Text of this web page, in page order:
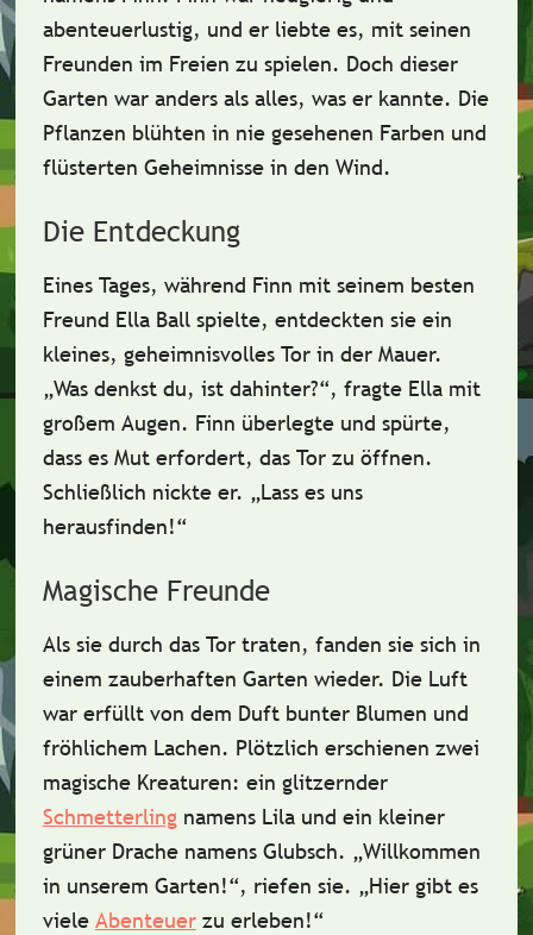
abenteuerlustig, und er liebte es, mit seinen
Freunden im Freien zu spielen. Doch dieser
Garten war anders als alles, was er kannte. Die
Pflanzen blühten in nie gesehenen Farben und
flüsterten Geheimnisse in den Wind.
Die Entdeckung
Eines Tages, während Finn mit seinem besten
Freund EllaBall spielte, entdeckten sie ein
kleines, geheimnisvolles Torin der Mauer.
„Was denkst du, ist dahinter?“, fragte Ella mit
großem Augen. Finn überlegte und spürte,
dass es Mut erfordert, das Tor zu öffnen.
Schließlich nickte er. „Lass es uns
herausfinden!“
Magische Freunde
Als sie durch das Tor traten, fanden sie sich in
einem zauberhaften Garten wieder. Die Luft
war erfüllt von dem Duft bunter Blumen und
fröhlichem Lachen. Plötzlich erschienen zwei
magische Kreaturen: ein glitzernder
Schmetterling namens Lila und ein kleiner
grüner Drachenamens Glubsch. „Willkommen
in unserem Garten!“, riefen sie. „Hier gibt es
viele Abenteuerzu erleben!“